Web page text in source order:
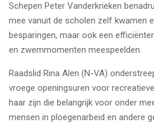
Schepen Peter Vanderkrieken
mee vanuit de scholen zelf kwamen
besparingen, maar ook een
en zwemmomenten meespeelden.
Raadslid Rina Alen (N-VA)
vroege openingsuren voor
haar zijn die belangrijk voor onder
mensen in ploegenarbeid en andere